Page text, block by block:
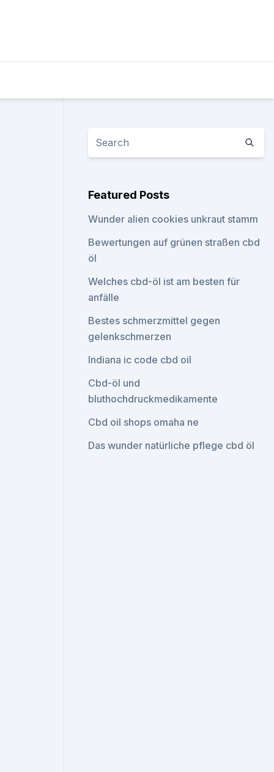
Featured Posts
Wunder alien cookies unkraut stamm
Bewertungen auf grünen straßen cbd
öl
Welches cbd-öl ist am besten für
anfälle
Bestes schmerzmittel gegen
gelenkschmerzen
Indiana ic code cbd oil
Cbd-öl und
bluthochdruckmedikamente
Cbd oil shops omaha ne
Das wunder natürliche pflege cbd öl